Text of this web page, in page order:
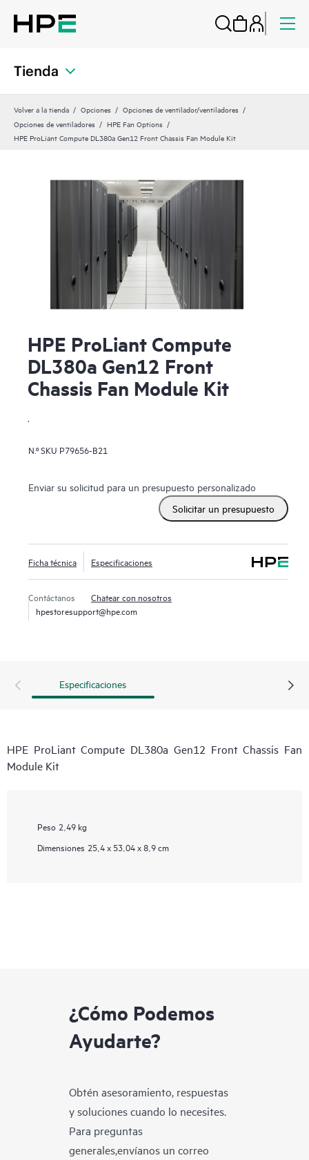
Tienda
Volver a la tienda Opciones
Opciones de ventilador/ventiladores
Opciones de ventiladores
HPE Fan Options
HPE ProLiant Compute DL380a Gen12 Front Chassis Fan Module Kit
HPE ProLiant Compute
DL380a Gen12 Front
Chassis Fan Module Kit
N.º SKU P79656-B21
Enviar su solicitud para un presupuesto personalizado
Solicitar un presupuesto
Ficha técnica Especificaciones
Contáctanos
Chatear con nosotros
hpestoresupport@hpe.com
Especificaciones
HPE ProLiant Compute DL380a Gen12 Front Chassis Fan
Module Kit
Peso 2,49 kg
Dimensiones 25,4 x 53,04 x 8,9 cm
¿Cómo Podemos
Ayudarte?
Obtén asesoramiento, respuestas
y soluciones cuando lo necesites.
Para preguntas
generales,envíanos un correo